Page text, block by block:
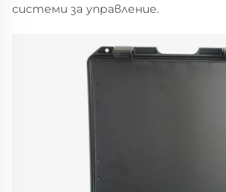
системи за управление.